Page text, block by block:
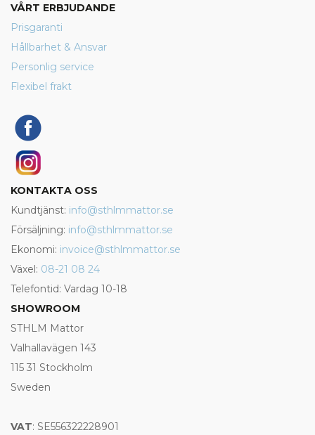
VÅRT ERBJUDANDE
Prisgaranti
Hållbarhet & Ansvar
Personlig service
Flexibel frakt
KONTAKTA OSS
Kundtjänst: info@sthlmmattor.se
Försäljning: info@sthlmmattor.se
Ekonomi: invoice@sthlmmattor.se
Växel: 08-21 08 24
Telefontid: Vardag 10-18
SHOWROOM
STHLM Mattor
Valhallavägen 143
115 31 Stockholm
Sweden
VAT: SE556322228901